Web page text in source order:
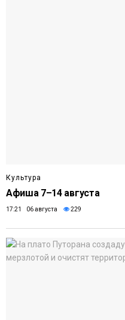
Культура
Афиша 7–14 августа
17:21 06 августа 229